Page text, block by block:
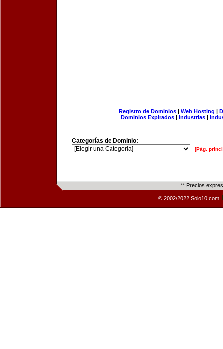
Registro de Dominios| Web Hosting |
Dominios Expirados | Industrias |
Categorías de Dominio:
[Pág.
** Precios
© 2002/2022 Solo10.com